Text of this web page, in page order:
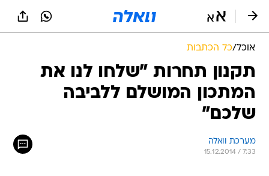
אוכל/כל הכתבות
תקנון תחרות "שלחו לנו את
המתכון המושלם ללביבה
שלכם"
מערכת וואלה
15.12.2014 / 7:33